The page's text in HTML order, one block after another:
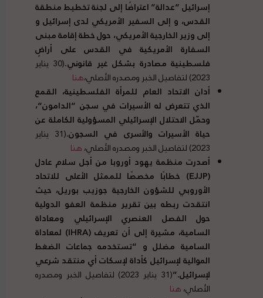
إسرائيل“عدالة”اعتراضًا إلى لجنة تخطيط منطقة
القدس، و إلى السفير الأمريكي لدى إسرائيل و
إلى وزير الخارجية الأمريكي، حول خطة إقامة مبنى
السفارة الأمريكية في القدس على أراضٍ
فلسطينية مصادرة بشكل غير قانوني.
(30 يناير
2023) لتفاصيل الخبر ومصدره الأصلي،
هنا
أدان الاتحاد العام للمرأة الفلسطينية، القمع
الذي تتعرض له الأسيرات في سجن “الدامون“،
وحمّل الاحتلال الإسرائيلي المسؤولية الكاملة عن
حياة الأسيرات والأسرى في السجون.
(31 يناير
2023) لتفاصيل الخبر ومصدره الأصلي،
هنا
أصدرت منظمة يهود أوروبا من أجل سلام عادل
(
EJJP
) خطابًا مخصصًا للممثل الأعلى للاتحاد
الأوروبي للشؤون الخارجية جوزيب بوريل، حيث
انتقدت ربطه بين تقرير منظمة العفو الدولية
حول الفصل العنصري الإسرائيلي ومعاداة
السامية، مشيرة إلى أن تعريف (
IHRA
) لمعاداة
السامية مضلل و “تستخدمه جماعات الضغط
الموالية لإسرائيل كأداة لإسكات أي منتقد شرعي
لإسرائيل.”
(31 يناير 2023) لتفاصيل الخبر ومصدره
الأصلي،هنا